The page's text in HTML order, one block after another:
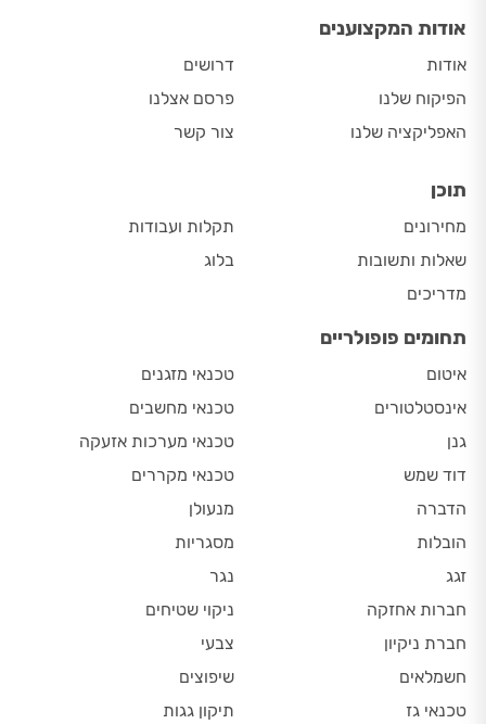
אודות המקצוענים
אודות
הפיקוח שלנו
האפליקציה שלנו
דרושים
פרסם אצלנו
צור קשר
תוכן
מחירונים
שאלות ותשובות
מדריכים
תקלות ועבודות
בלוג
תחומים פופולריים
איטום
אינסטלטורים
גנן
דוד שמש
הדברה
הובלות
זגג
חברות אחזקה
חברת ניקיון
חשמלאים
טכנאי גז
טכנאי מזגנים
טכנאי מחשבים
טכנאי מערכות אזעקה
טכנאי מקררים
מנעולן
מסגריות
נגר
ניקוי שטיחים
צבעי
שיפוצים
תיקון גגות